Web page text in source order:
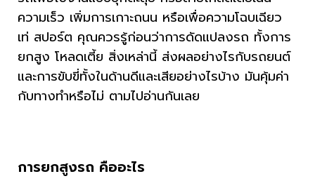
ความเร็ว เพิ่มการเกาะถนน หรือเพื่อความโฉบเฉียว
เท่ สปอร์ต คุณควรรู้ก่อนว่าการดัดแปลงรถ ทั้งการ
ยกสูง โหลดเตี้ย สิ่งเหล่านี้ ส่งผลอย่างไรกับรถยนต์
และการขับขี่ทั้งในด้านดีและเสียอย่างไรบ้าง มันคุ้มค่า
กับทางทำหรือไม่ ตามไปอ่านกันเลย
การยกสูงรถ คืออะไร